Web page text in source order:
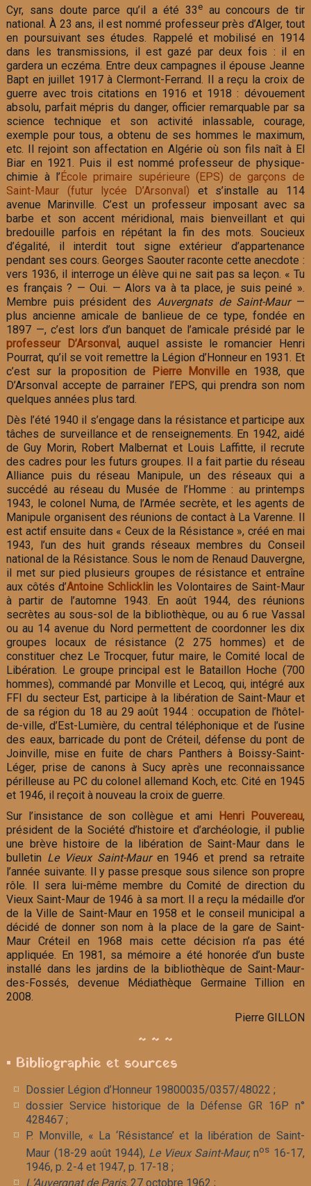
Cyr, sans doute parce qu’il a été 33eau concours de tir
national. À 23 ans, il est nommé professeur près d’Alger, tout
en poursuivant ses études. Rappelé et mobilisé en 1914
dans les transmissions, il est gazé par deux fois : il en
gardera un eczéma. Entre deux campagnes il épouse Jeanne
Bapt en juillet 1917 à Clermont-Ferrand. Il a reçu la croix de
guerre avec trois citations en 1916 et 1918 : dévouement
absolu, parfait mépris du danger, officier remarquable par sa
science technique et son activité inlassable, courage,
exemple pour tous, a obtenu de ses hommes le maximum,
etc. Il rejoint son affectation en Algérie où son fils naît à El
Biar en 1921. Puis il est nommé professeur de physique-
chimie à l’École primaire supérieure (EPS) de garçons de
Saint-Maur (futur lycée D’Arsonval) et s’installe au 114
avenue Marinville. C’est un professeur imposant avec sa
barbe et son accent méridional, mais bienveillant et qui
bredouille parfois en répétant la fin des mots. Soucieux
d’égalité, il interdit tout signe extérieur d’appartenance
pendant ses cours. Georges Saouter raconte cette anecdote :
vers 1936, il interroge un élève qui ne sait pas sa leçon. « Tu
es français ? — Oui. — Alors va à ta place, je suis peiné ».
Membre puis président desAuvergnats de Saint-Maur—
plus ancienne amicale de banlieue de ce type, fondée en
1897 —, c’est lors d’un banquet de l’amicale présidé par le
professeur D’Arsonval, auquel assiste le romancier Henri
Pourrat, qu’il se voit remettre la Légion d’Honneur en 1931. Et
c’est sur la proposition de
Pierre Monvilleen 1938, que
D’Arsonval accepte de parrainer l’EPS, qui prendra son nom
quelques années plus tard.
Dès l’été 1940 il s’engage dans la résistance et participe aux
tâches de surveillance et de renseignements. En 1942, aidé
de Guy Morin, Robert Malbernat et Louis Laffitte, il recrute
des cadres pour les futurs groupes. Il a fait partie du réseau
Alliance puis du réseau Manipule, un des réseaux qui a
succédé au réseau du Musée de l’Homme : au printemps
1943, le colonel Numa, de l’Armée secrète, et les agents de
Manipule organisent des réunions de contact à La Varenne. Il
est actif ensuite dans « Ceux de la Résistance », créé en mai
1943, l’un des huit grands réseaux membres du Conseil
national de la Résistance. Sous le nom de Renaud Dauvergne,
il met sur pied plusieurs groupes de résistance et entraîne
aux côtés d’Antoine Schlicklinles Volontaires de Saint-Maur
à partir de l’automne 1943. En août 1944, des réunions
secrètes au sous-sol de la bibliothèque, ou au 6 rue Vassal
ou au 14 avenue du Nord permettent de coordonner les dix
groupes locaux de résistance (2 275 hommes) et de
constituer chez Le Trocquer, futur maire, le Comité local de
Libération. Le groupe principal est le Bataillon Hoche (700
hommes), commandé par Monville et Lecoq, qui, intégré aux
FFI du secteur Est, participe à la libération de Saint-Maur et
de sa région du 18 au 29 août 1944 : occupation de l’hôtel-
de-ville, d’Est-Lumière, du central téléphonique et de l’usine
des eaux, barricade du pont de Créteil, défense du pont de
Joinville, mise en fuite de chars Panthers à Boissy-Saint-
Léger, prise de canons à Sucy après une reconnaissance
périlleuse au PC du colonel allemand Koch, etc. Cité en 1945
et 1946, il reçoit à nouveau la croix de guerre.
Sur l’insistance de son collègue et ami Henri Pouvereau,
président de la Société d’histoire et d’archéologie, il publie
une brève histoire de la libération de Saint-Maur dans le
bulletin Le Vieux Saint-Mauren 1946 et prend sa retraite
l’année suivante. Il y passe presque sous silence son propre
rôle. Il sera lui-même membre du Comité de direction du
Vieux Saint-Maur de 1946 à sa mort. Il a reçu la médaille d’or
de la Ville de Saint-Maur en 1958 et le conseil municipal a
décidé de donner son nom à la place de la gare de Saint-
Maur Créteil en 1968 mais cette décision n’a pas été
appliquée. En 1981, sa mémoire a été honorée d’un buste
installé dans les jardins de la bibliothèque de Saint-Maur-
des-Fossés, devenue Médiathèque Germaine Tillion en
2008.
Pierre GILLON
~ ~ ~
▪ Bibliographie et sources
Dossier Légion d’Honneur 19800035/0357/48022 ;
dossier Service historique de la Défense GR 16P n°
428467 ;
P. Monville, « La ‘Résistance’ et la libération de Saint-
Maur (18-29 août 1944), Le Vieux Saint-Maur, nos 16-17,
1946, p. 2-4 et 1947, p. 17-18 ;
L’Auvergnat de Paris,27 octobre 1962 ;